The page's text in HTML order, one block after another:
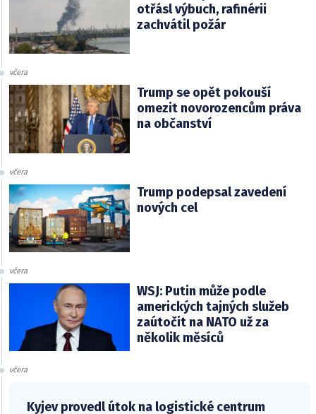
otřásl výbuch, rafinérii
zachvátil požár
včera
Trump se opět pokouší
omezit novorozencům práva
na občanství
včera
Trump podepsal zavedení
nových cel
včera
WSJ: Putin může podle
amerických tajných služeb
zaútočit na NATO už za
několik měsíců
včera
Kyjev provedl útok na logistické centrum